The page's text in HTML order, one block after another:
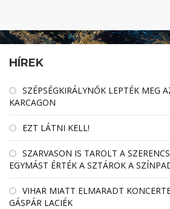
HÍREK
SZÉPSÉGKIRÁLYNŐK LEPTÉK MEG
KARCAGON
EZT LÁTNI KELL!
SZARVASON IS TAROLT A
EGYMÁST ÉRTÉK A SZTÁROK A
VIHAR MIATT ELMARADT
GÁSPÁR LACIÉK